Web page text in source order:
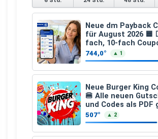
Neue dm Payback
für August 2026 🟦
fach, 10-fach
den gesamten
€
744,0° ▲ 1
Neue Burger King
🍔 Alle neuen
und Codes als PDF
25.07.2026 bis
507° ▲ 2